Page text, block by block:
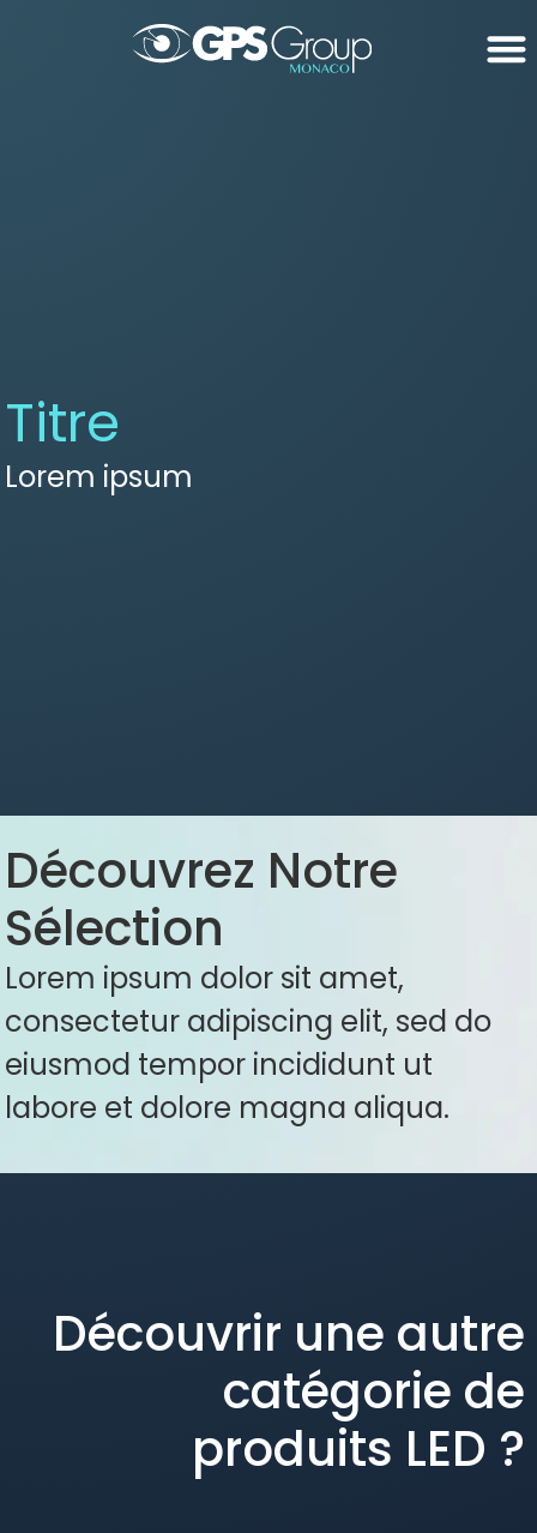
Titre
Lorem ipsum
Découvrez Notre
Sélection
Lorem ipsum dolor sit amet,
consectetur adipiscing elit, sed do
eiusmod tempor incididunt ut
labore et dolore magna aliqua.
Découvrir une autre
catégorie de
produits LED ?